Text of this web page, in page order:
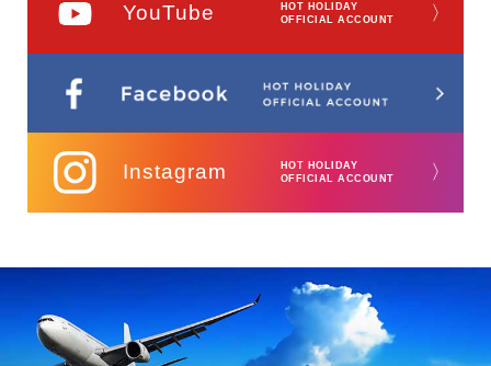
YouTube
HOT HOLIDAY
OFFICIAL ACCOUNT
〉
Instagram
HOT HOLIDAY
OFFICIAL ACCOUNT
〉